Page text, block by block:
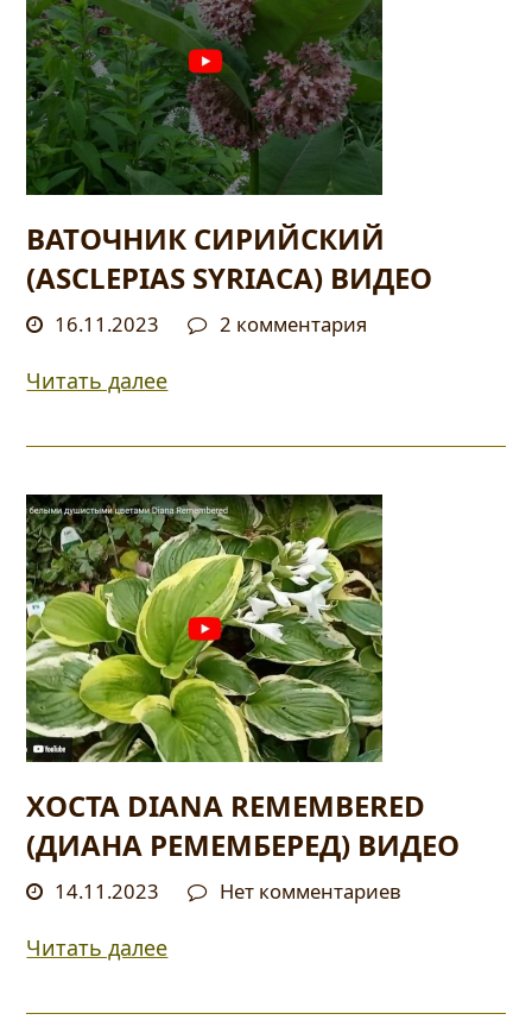
ВАТОЧНИК СИРИЙСКИЙ
(ASCLEPIAS SYRIACA) ВИДЕО
16.11.2023 2 комментария
Читать далее
ХОСТА DIANA REMEMBERED
(ДИАНА РЕМЕМБЕРЕД) ВИДЕО
14.11.2023 Нет комментариев
Читать далее